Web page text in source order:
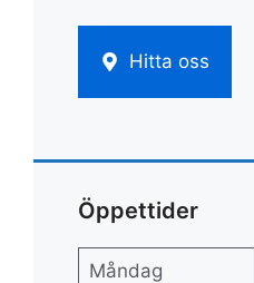
Hitta oss
Öppettider
Måndag